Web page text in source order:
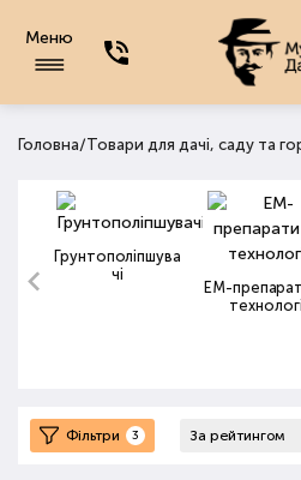
Меню
Головна/Товари для дачі, саду та
Грунтополіпшува
чі
ЕМ-
Фільтри 3